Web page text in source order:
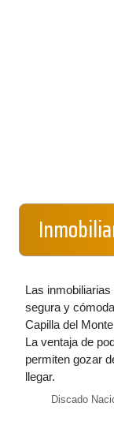
Las
segura y
Capilla del
La ventaja de
permiten gozar
llegar.
Discado